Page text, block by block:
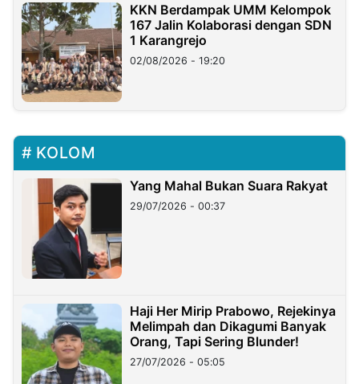
KKN Berdampak UMM Kelompok
167 Jalin Kolaborasi dengan SDN
1 Karangrejo
02/08/2026 - 19:20
KOLOM
Yang Mahal Bukan Suara Rakyat
29/07/2026 - 00:37
Haji Her Mirip Prabowo, Rejekinya
Melimpah dan Dikagumi Banyak
Orang, Tapi Sering Blunder!
27/07/2026 - 05:05